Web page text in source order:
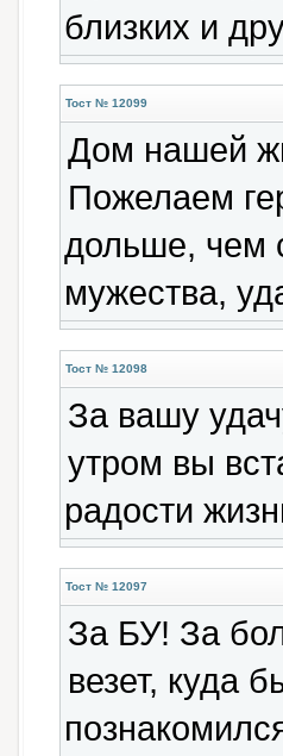
близких и
Тост № 12099
Дом нашей
Пожелаем
дольше, чем
мужества,
Тост № 12098
За вашу
утром вы
радости
Тост № 12097
За БУ! За
везет, куда